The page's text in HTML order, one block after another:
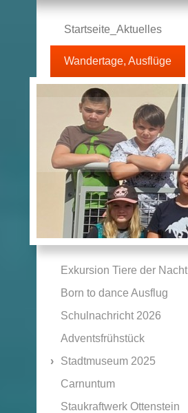
Startseite_Aktuelles
Wandertage, Ausflüge
Exkursion Tiere der Nacht
Born to dance Ausflug
Schulnachricht 2026
Adventsfrühstück
Stadtmuseum 2025
Carnuntum
Staukraftwerk Ottenstein